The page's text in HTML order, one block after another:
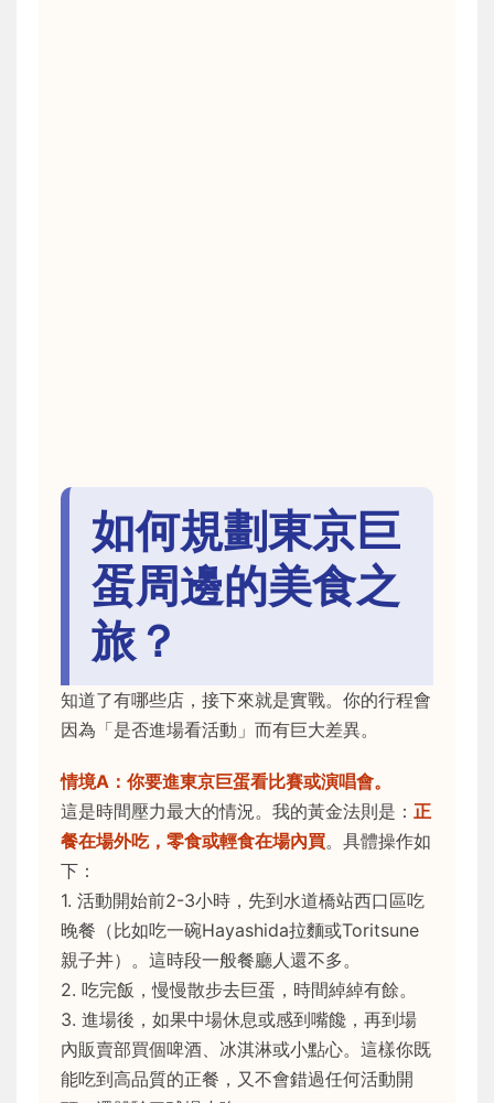
如何規劃東京巨
蛋周邊的美食之
旅？
知道了有哪些店，接下來就是實戰。你的行程會
因為「是否進場看活動」而有巨大差異。
情境A：你要進東京巨蛋看比賽或演唱會。
這是時間壓力最大的情況。我的黃金法則是： 正
餐在場外吃，零食或輕食在場內買。具體操作如
下：
1. 活動開始前2-3小時，先到水道橋站西口區吃
晚餐（比如吃一碗Hayashida拉麵或Toritsune
親子丼）。這時段一般餐廳人還不多。
2. 吃完飯，慢慢散步去巨蛋，時間綽綽有餘。
3. 進場後，如果中場休息或感到嘴饞，再到場
內販賣部買個啤酒、冰淇淋或小點心。這樣你既
能吃到高品質的正餐，又不會錯過任何活動開